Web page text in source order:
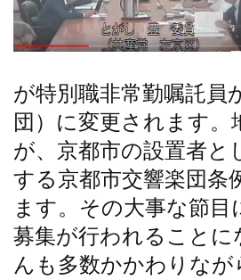
が特別職非常勤嘱託員
団）に変更されます
が、京都市の設置者と
する京都市交響楽団条
ます。その大事な節
募集が行われること
んも多数かかわりな